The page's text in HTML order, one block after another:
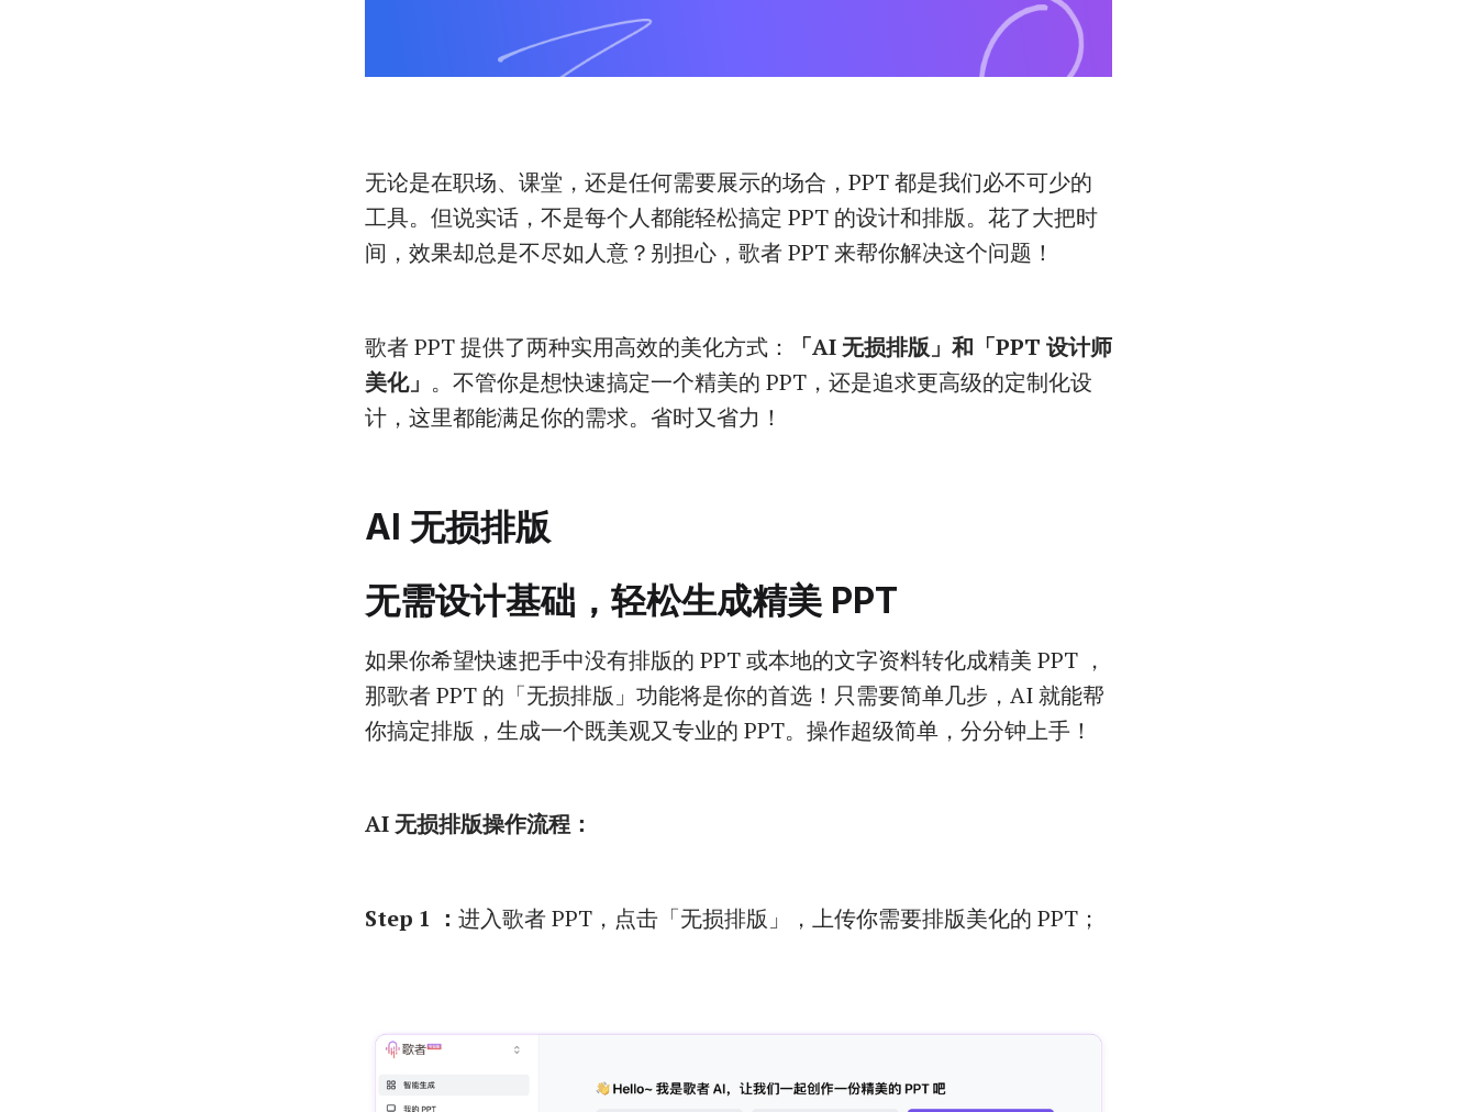
无论是在职场、课堂，还是任何需要展示的场合，PPT 都是我们必不可少的
工具。但说实话，不是每个人都能轻松搞定 PPT 的设计和排版。花了大把时
间，效果却总是不尽如人意？别担心，歌者 PPT 来帮你解决这个问题！
歌者 PPT 提供了两种实用高效的美化方式：
「AI 无损排版」和「PPT 设计师
美化」 。不管你是想快速搞定一个精美的 PPT，还是追求更高级的定制化设
计，这里都能满足你的需求。省时又省力！
AI 无损排版
无需设计基础，轻松生成精美 PPT
如果你希望快速把手中没有排版的 PPT 或本地的文字资料转化成精美 PPT ，
那歌者 PPT 的「无损排版」功能将是你的首选！只需要简单几步，AI 就能帮
你搞定排版，生成一个既美观又专业的 PPT。操作超级简单，分分钟上手！
AI 无损排版操作流程：
Step 1 ： 进入歌者 PPT，点击「无损排版」，上传你需要排版美化的 PPT；